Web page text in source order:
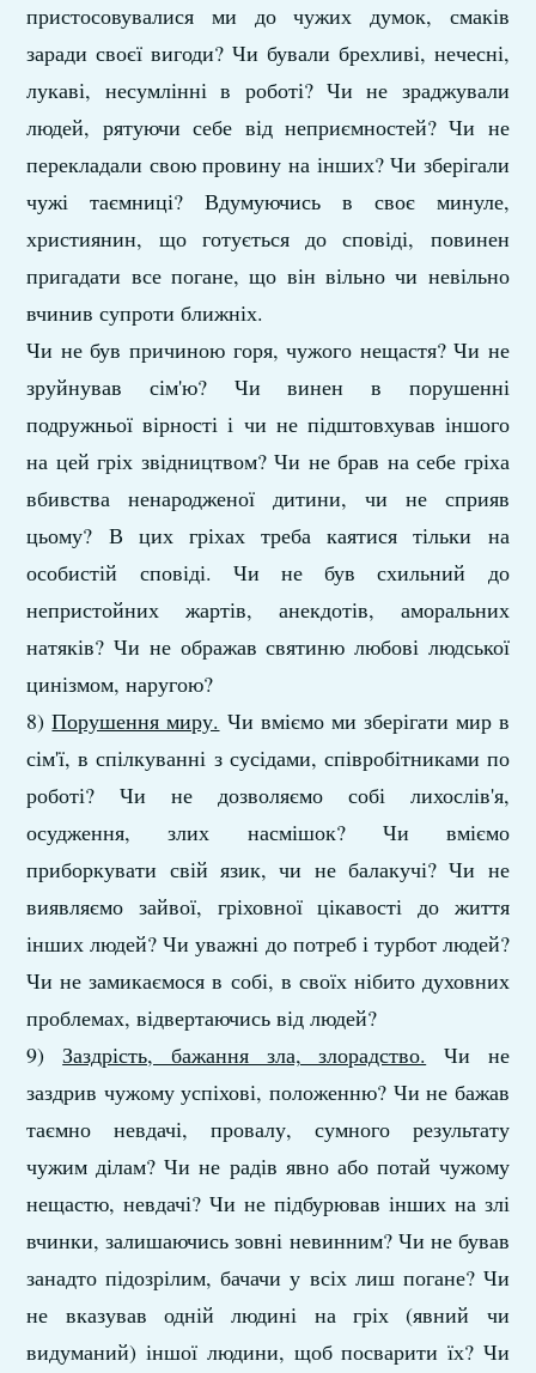
пристосовувалися ми до чужих думок, смаків
заради своєї вигоди? Чи бували брехливі, нечесні,
лукаві, несумлінні в роботі? Чи не зраджували
людей, рятуючи себе від неприємностей? Чи не
перекладали свою провину на інших? Чи зберігали
чужі таємниці? Вдумуючись в своє минуле,
християнин, що готується до сповіді, повинен
пригадати все погане, що він вільно чи невільно
вчинив супроти ближніх.
Чи не був причиною горя, чужого нещастя? Чи не
зруйнував сім'ю? Чи винен в порушенні
подружньої вірності і чи не підштовхував іншого
на цей гріх звідництвом? Чи не брав на себе гріха
вбивства ненародженої дитини, чи не сприяв
цьому? В цих гріхах треба каятися тільки на
особистій сповіді. Чи не був схильний до
непристойних жартів, анекдотів, аморальних
натяків? Чи не ображав святиню любові людської
цинізмом, наругою?
8)Порушення миру. Чи вміємо ми зберігати мир в
сім'ї, в спілкуванні з сусідами, співробітниками по
роботі? Чи не дозволяємо собі лихослів'я,
осудження, злих насмішок? Чи вміємо
приборкувати свій язик, чи не балакучі? Чи не
виявляємо зайвої, гріховної цікавості до життя
інших людей? Чи уважні до потреб і турбот людей?
Чи не замикаємося в собі, в своїх нібито духовних
проблемах, відвертаючись від людей?
9)Заздрість, бажання зла, злорадство. Чи не
заздрив чужому успіхові, положенню? Чи не бажав
таємно невдачі, провалу, сумного результату
чужим ділам? Чи не радів явно або потай чужому
нещастю, невдачі? Чи не підбурював інших на злі
вчинки, залишаючись зовні невинним? Чи не бував
занадто підозрілим, бачачи у всіх лиш погане? Чи
не вказував одній людині на гріх (явний чи
видуманий) іншої людини, щоб посварити їх? Чи